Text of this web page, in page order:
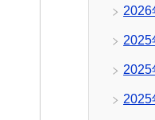
2026
2025
2025
2025